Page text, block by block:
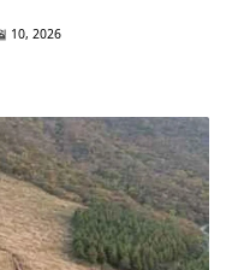
10, 2026